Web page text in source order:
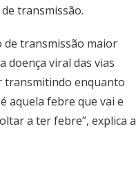
transmissão.
de transmissão maior
doença viral das vias
transmitindo enquanto
aquela febre que vai e
a ter febre”, explica a